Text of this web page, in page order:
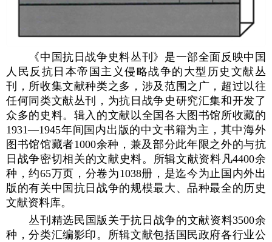
《中国抗日战争史料丛刊》是一部全面反映中国
人民反抗日本帝国主义侵略战争的大型历史文献丛
刊，所收集文献种类之多，涉及范围之广，超过以往
任何同类文献丛刊，为抗日战争史研究汇集和开发了
众多的史料。辑入的文献以全国各大图书馆所收藏的
1931—1945年间国内出版的中文书籍为主，其中海外
图书馆馆藏者1000余种，兼及部分此年限之外的与抗
日战争密切相关的文献史料。所辑文献资料凡4400余
种，约65万页，分卷为1038册，是迄今为止国内外出
版的有关中国抗日战争的规模最大、品种最全的历史
文献资料库。
丛刊精选民国版关于抗日战争的文献资料3500余
种，分类汇编影印。所辑文献包括国民政府各行业公